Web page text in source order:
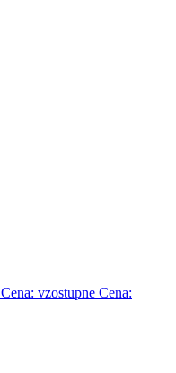
Cena: vzostupne Cena: